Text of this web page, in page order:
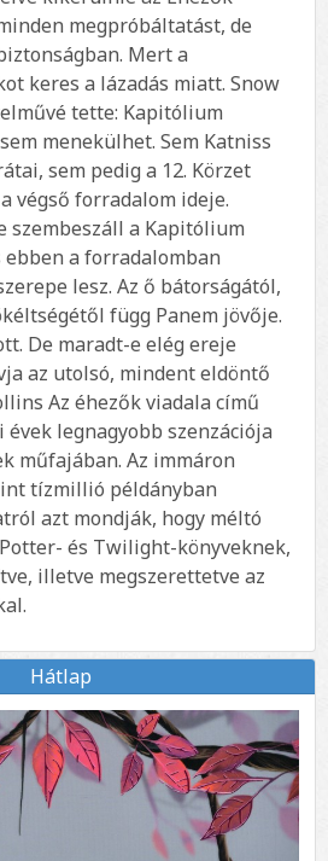
megpróbáltatást, de
Mert a
keres a lázadás miatt. Snow
tette: Kapitólium
menekülhet. Sem Katniss
sem pedig a 12. Körzet
végső forradalom ideje.
szembeszáll a Kapitólium
ebben a forradalomban
lesz. Az ő bátorságától,
függ Panem jövője.
De maradt-e elég ereje
az utolsó, mindent eldöntő
Az éhezők viadala című
legnagyobb szenzációja
műfajában. Az immáron
tízmillió példányban
azt mondják, hogy méltó
és Twilight-könyveknek,
illetve megszerettetve az
Hátlap